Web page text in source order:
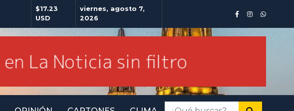
$17.23
USD
viernes, agosto 7,
2026